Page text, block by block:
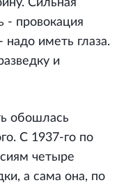
Сильная
- провокация
иметь глаза.
и
обошлась
С 1937-го по
четыре
а сама она, по